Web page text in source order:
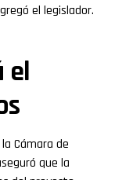
el legislador.
el
Cámara de
que la